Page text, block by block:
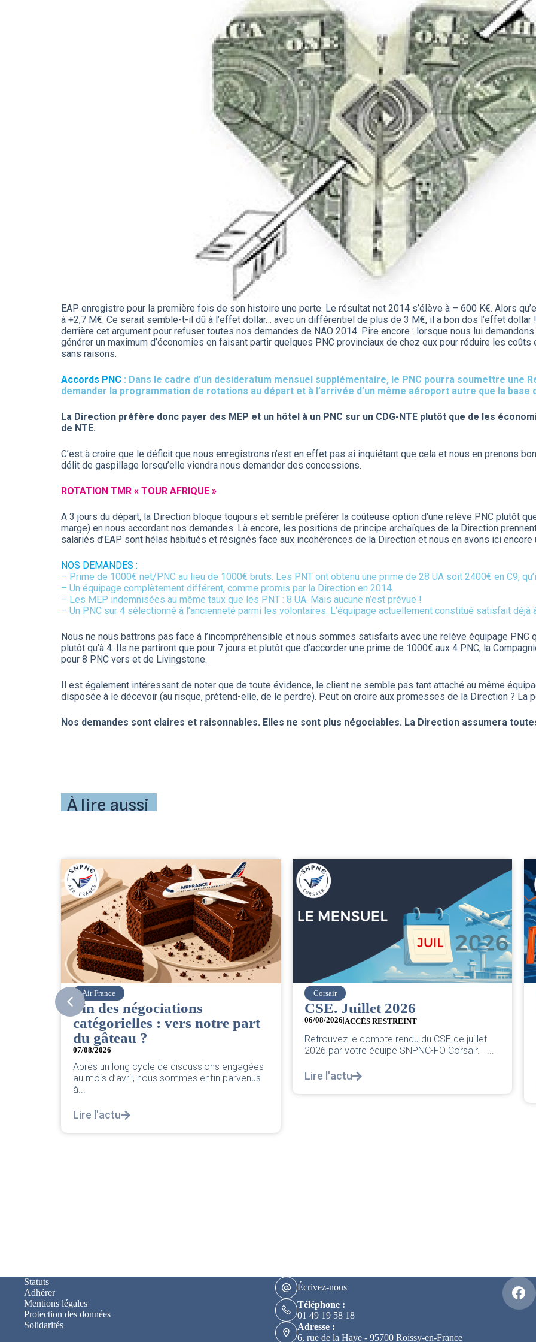
EAP enregistre pour la première fois de son histoire une perte. Le résultat net 2014 s’élève à – 600 K€. Alors
à +2,7 M€. Ce serait semble-t-il dû à l’effet dollar… avec un différentiel de plus de 3 M€, il a bon dos l’effet dollar
derrière cet argument pour refuser toutes nos demandes de NAO 2014. Pire encore : lorsque nous lui
générer un maximum d’économies en faisant partir quelques PNC provinciaux de chez eux pour réduire les
sans raisons.
Accords PNC : Dans le cadre d’un desideratum mensuel supplémentaire, le PNC pourra soumettre une
demander la programmation de rotations au départ et à l’arrivée d’un même aéroport autre que la base
La Direction préfère donc payer des MEP et un hôtel à un PNC sur un CDG-NTE plutôt que de les
de NTE.
C’est à croire que le déficit que nous enregistrons n’est en effet pas si inquiétant que cela et nous en prenons
délit de gaspillage lorsqu’elle viendra nous demander des concessions.
ROTATION TMR « TOUR AFRIQUE »
A 3 jours du départ, la Direction bloque toujours et semble préférer la coûteuse option d’une relève PNC plutôt
marge) en nous accordant nos demandes. Là encore, les positions de principe archaïques de la Direction
salariés d’EAP sont hélas habitués et résignés face aux incohérences de la Direction et nous en avons ici
NOS DEMANDES :
– Prime de 1000€ net/PNC au lieu de 1000€ bruts. Les PNT ont obtenu une prime de 28 UA soit 2400€ en C9,
– Un équipage complètement différent, comme promis par la Direction en 2014.
– Les MEP indemnisées au même taux que les PNT : 8 UA. Mais aucune n’est prévue !
– Un PNC sur 4 sélectionné à l’ancienneté parmi les volontaires. L’équipage actuellement constitué satisfait déjà
Nous ne nous battrons pas face à l’incompréhensible et nous sommes satisfaits avec une relève équipage PNC
plutôt qu’à 4. Ils ne partiront que pour 7 jours et plutôt que d’accorder une prime de 1000€ aux 4 PNC, la
pour 8 PNC vers et de Livingstone.
Il est également intéressant de noter que de toute évidence, le client ne semble pas tant attaché au même
disposée à le décevoir (au risque, prétend-elle, de le perdre). Peut on croire aux promesses de la Direction ? La
Nos demandes sont claires et raisonnables. Elles ne sont plus négociables. La Direction assumera
À lire aussi
Corsair
CSE. Juillet 2026
06/08/2026| ACCÈS RESTREINT
Retrouvez le compte rendu du CSE de juillet
2026 par votre équipe SNPNC-FO Corsair. ...
Lire l'actu
easyJet
Grève chez easyJet
05/08/2026
Chers collègues, La direction vient de sortir sa
classique pleurnicherie corporate. On va la
décortiquer...
Statuts
Adhérer
Mentions légales
Protection des données
Solidarités
Écrivez-nous
Téléphone :
01 49 19 58 18
Adresse :
6, rue de la Haye - 95700 Roissy-en-France